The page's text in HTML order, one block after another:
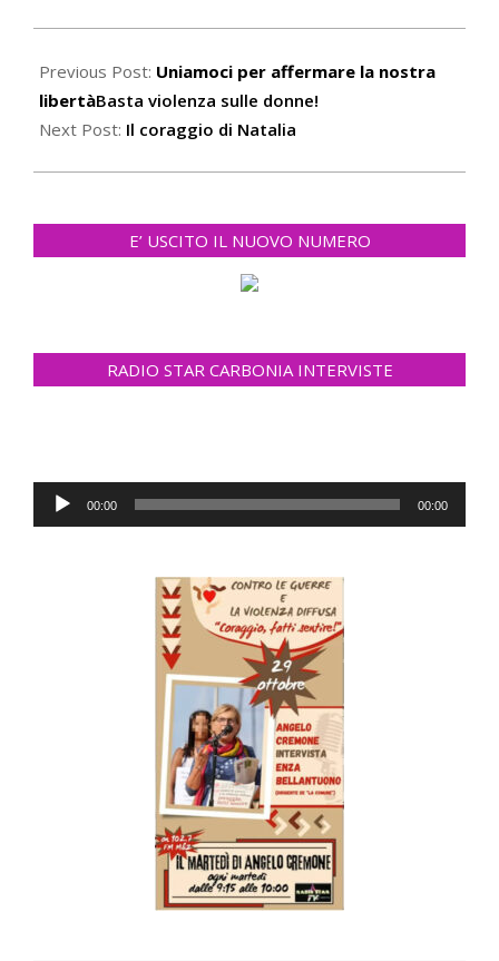
01-
13
Previous Post: Uniamoci per affermare la nostra
libertàBasta violenza sulle donne!
Next Post: Il coraggio di Natalia
E’ USCITO IL NUOVO NUMERO
RADIO STAR CARBONIA INTERVISTE
Audio
Player
00:00 00:00